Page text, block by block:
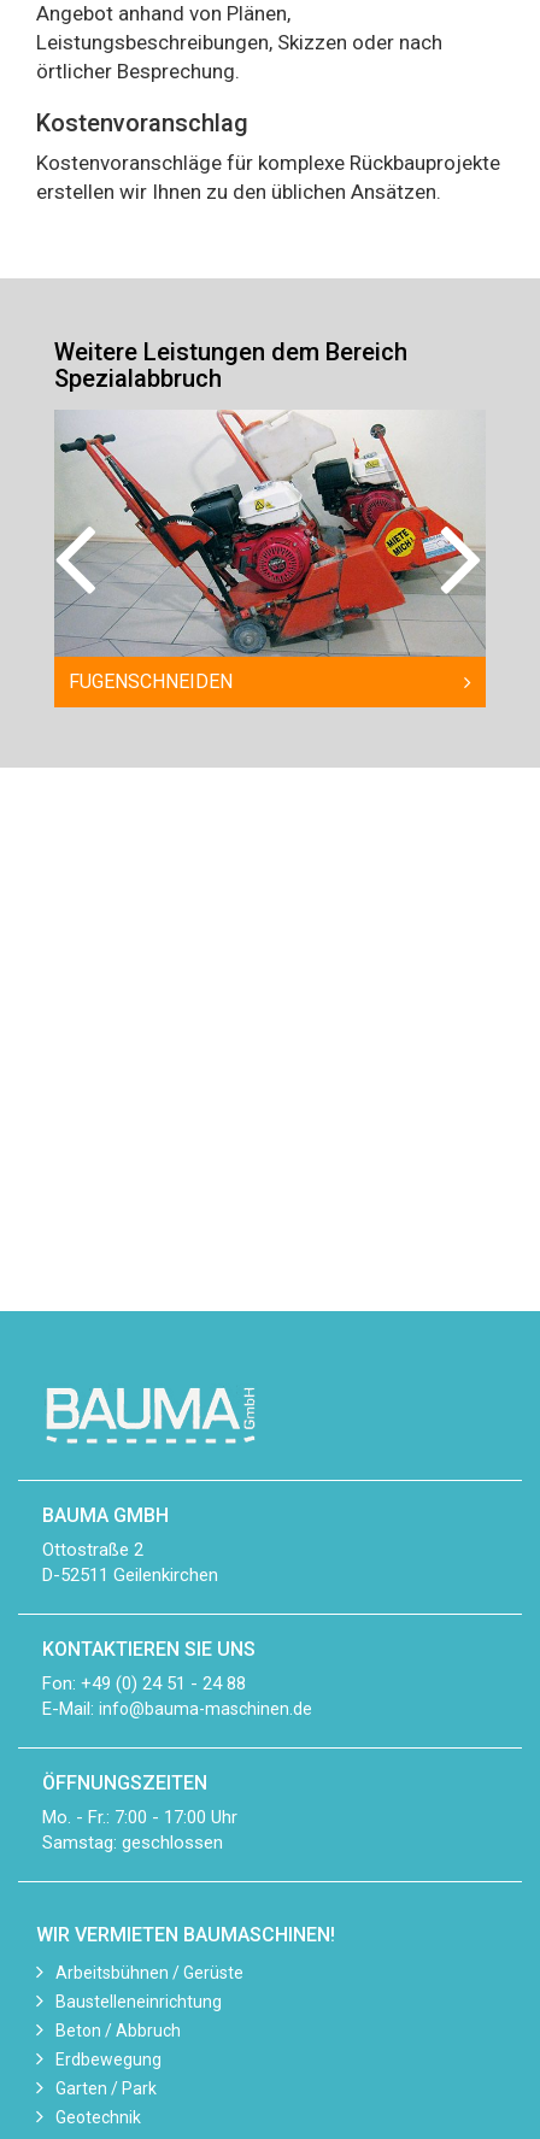
Angebot anhand von Plänen,
Leistungsbeschreibungen, Skizzen oder nach
örtlicher Besprechung.
Kostenvoranschlag
Kostenvoranschläge für komplexe Rückbauprojekte
erstellen wir Ihnen zu den üblichen Ansätzen.
Weitere Leistungen dem Bereich
Spezialabbruch
FUGENSCHNEIDEN
BAUMA GMBH
Ottostraße 2
D-52511 Geilenkirchen
KONTAKTIEREN SIE UNS
Fon: +49 (0) 24 51 - 24 88
E-Mail: info@bauma-maschinen.de
ÖFFNUNGSZEITEN
Mo. - Fr.: 7:00 - 17:00 Uhr
Samstag: geschlossen
WIR VERMIETEN BAUMASCHINEN!
Arbeitsbühnen / Gerüste
Baustelleneinrichtung
Beton / Abbruch
Erdbewegung
Garten / Park
Geotechnik